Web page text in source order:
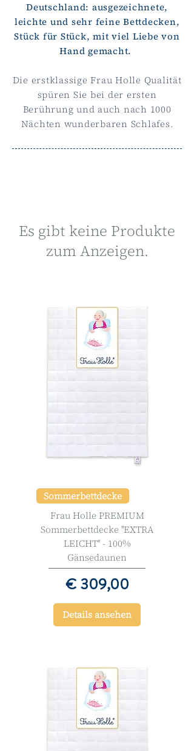
Deutschland: ausgezeichnete,
leichte und sehr feine Bettdecken,
Stück für Stück, mit viel Liebe von
Hand gemacht.
Die erstklassige Frau Holle Qualität
spüren Sie bei der ersten
Berührung und auch nach 1000
Nächten wunderbaren Schlafes.
Es gibt keine Produkte
zum Anzeigen.
Sommerbettdecke
Frau Holle PREMIUM
Sommerbettdecke ''EXTRA
LEICHT'' - 100%
Gänsedaunen
Preis
€ 309,00
Details ansehen